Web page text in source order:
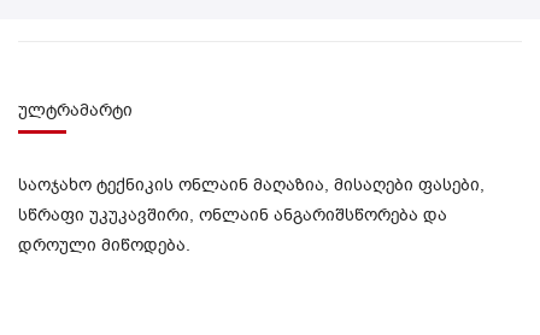
ულტრამარტი
საოჯახო ტექნიკის ონლაინ მაღაზია, მისაღები ფასები,
სწრაფი უკუკავშირი, ონლაინ ანგარიშსწორება და
დროული მიწოდება.